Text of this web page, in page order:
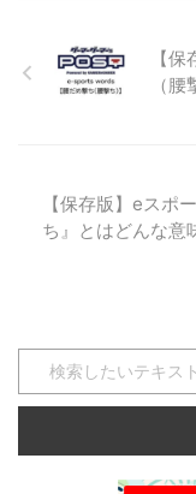
合いやライバルチーム、
メンバーを２つに分けて
【
（
【保存版】eスポ
ち』とはどんな意